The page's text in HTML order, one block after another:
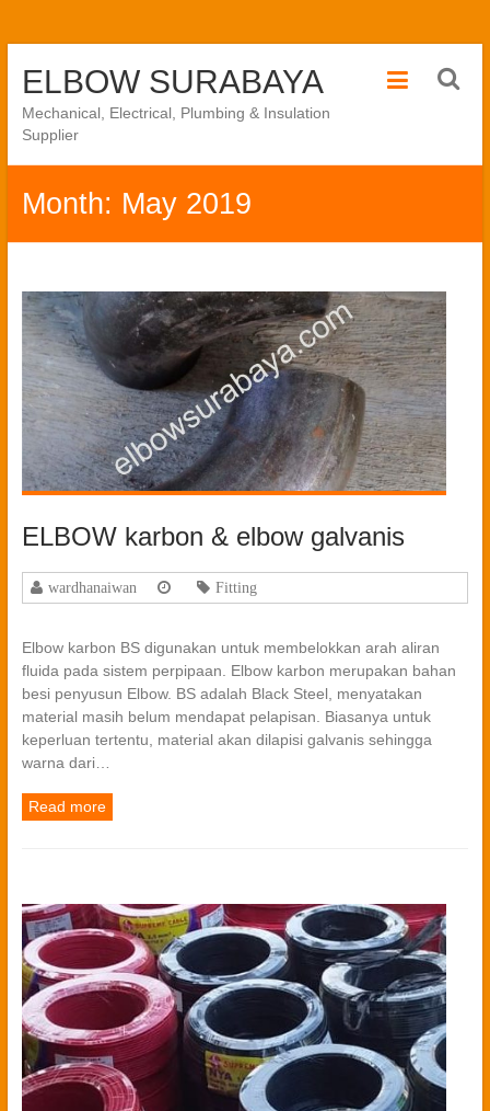
ELBOW SURABAYA
Mechanical, Electrical, Plumbing & Insulation
Supplier
Month: May 2019
ELBOW karbon & elbow galvanis
wardhanaiwan Fitting
Elbow karbon BS digunakan untuk membelokkan arah aliran
fluida pada sistem perpipaan. Elbow karbon merupakan bahan
besi penyusun Elbow. BS adalah Black Steel, menyatakan
material masih belum mendapat pelapisan. Biasanya untuk
keperluan tertentu, material akan dilapisi galvanis sehingga
warna dari…
Read more